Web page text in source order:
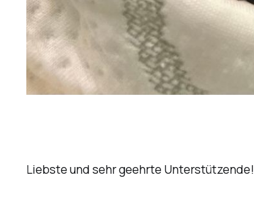
Liebste und sehr geehrte Unterstützende!